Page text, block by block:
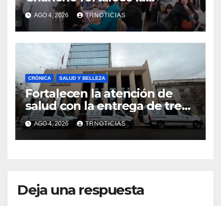
economía local con positivo
impacto en la hotelería y el
emprendimiento
AGO 4, 2026 TRNOTICIAS
CRÓNICA SALUD Y BELLEZA
Fortalecen la atención de
salud con la entrega de tres
nuevas ambulancias para
Cauquenes y Sagrada Familia
AGO 4, 2026 TRNOTICIAS
Deja una respuesta